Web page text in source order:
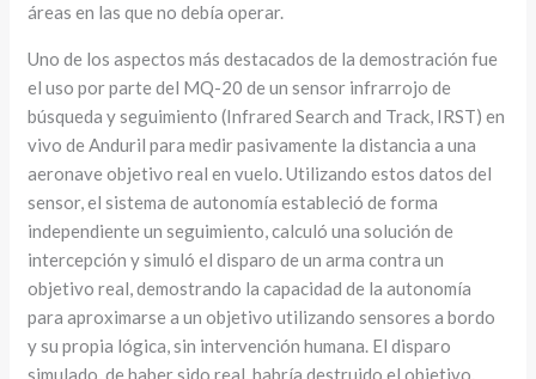
áreas en las que no debía operar.
Uno de los aspectos más destacados de la demostración fue
el uso por parte del MQ-20 de un sensor infrarrojo de
búsqueda y seguimiento (Infrared Search and Track, IRST) en
vivo de Anduril para medir pasivamente la distancia a una
aeronave objetivo real en vuelo. Utilizando estos datos del
sensor, el sistema de autonomía estableció de forma
independiente un seguimiento, calculó una solución de
intercepción y simuló el disparo de un arma contra un
objetivo real, demostrando la capacidad de la autonomía
para aproximarse a un objetivo utilizando sensores a bordo
y su propia lógica, sin intervención humana. El disparo
simulado, de haber sido real, habría destruido el objetivo.